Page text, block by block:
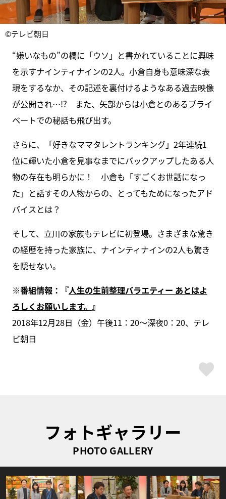
©テレビ朝日
“嫌いなもの”の欄に「ウソ」と書かれていることに興味
を示すナインティナインの2人。小倉自身も意味深な表
現をするなか、その記述を裏付けるようなある過去映像
が公開され…!? また、矢部からは小倉とのあるプライ
ベートでの秘話も飛び出す。
さらに、「好きなママタレントランキング」2年連続1
位に輝いた小倉を見事なまでにバックアップしたある人
物の存在も明らかに！ 小倉も「すごくお世話になっ
た」と話すその人物からの、とってもためになったアド
バイスとは？
そして、立川の家族もテレビに初登場。さまざまな驚き
の経歴を持った家族に、ナインティナインの2人も驚き
を隠せない。
※番組情報：『人生の生前整理バラエティー あとはよ
ろしくお願いします。 』
2018年12月28日（金）午後11：20～深夜0：20、テレ
ビ朝日
フォトギャラリー
PHOTO GALLERY